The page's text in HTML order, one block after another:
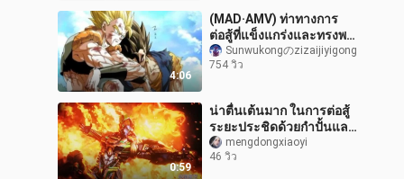
4:06
(MAD·AMV) ท่าทางการ
ต่อสู้ที่แข็งแกร่งและทรงพลัง
ของโกจิต้า (ดราก้อนบอล)
Sunwukongのzizaijiyigong
754 วิว
0:59
น่าตื่นเต้นมาก ในการต่อสู้
ระยะประชิดด้วยกำปั้นและ
หมัด ใครจะเก่งกว่ากัน?
mengdongxiaoyi
46 วิว